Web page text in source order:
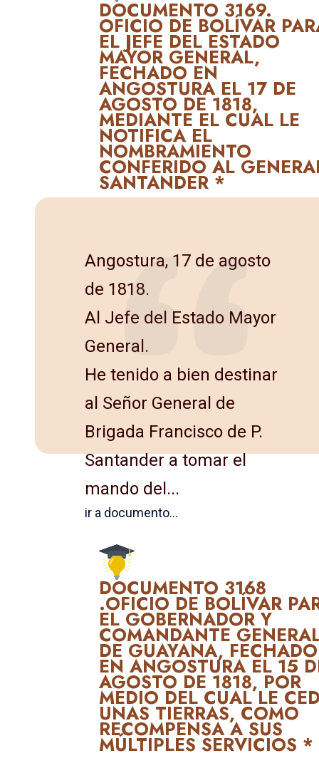
DOCUMENTO 3169.
OFICIO DE BOLÍVAR
EL JEFE DEL ESTADO
MAYOR GENERAL,
FECHADO EN
ANGOSTURA EL 17 DE
AGOSTO DE 1818,
MEDIANTE EL CUAL LE
NOTIFICA EL
NOMBRAMIENTO
CONFERIDO AL
SANTANDER *
Angostura, 17 de agosto
de 1818.
Al Jefe del Estado Mayor
General.
He tenido a bien destinar
al Señor General de
Brigada Fran­cisco de P.
Santander a tomar el
mando del...
ir a documento...
DOCUMENTO 3168
.OFICIO DE BOLÍVAR
EL GOBERNADOR Y
COMANDANTE
DE GUAYANA, FECHADO
EN ANGOSTURA EL 15
AGOSTO DE 1818, POR
MEDIO DEL CUAL LE
UNAS TIERRAS, COMO
RECOMPENSA A SUS
MÚLTIPLES SERVICIOS *